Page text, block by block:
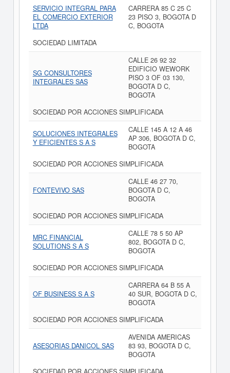
SERVICIO INTEGRAL PARA
EL COMERCIO EXTERIOR
LTDA
CARRERA 85 C 25 C
23 PISO 3, BOGOTA D
C, BOGOTA
SOCIEDAD LIMITADA
SG CONSULTORES
INTEGRALES SAS
CALLE 26 92 32
EDIFICIO WEWORK
PISO 3 OF 03 130,
BOGOTA D C,
BOGOTA
SOCIEDAD POR ACCIONES SIMPLIFICADA
SOLUCIONES INTEGRALES
Y EFICIENTES S A S
CALLE 145 A 12 A 46
AP 306, BOGOTA D C,
BOGOTA
SOCIEDAD POR ACCIONES SIMPLIFICADA
FONTEVIVO SAS
CALLE 46 27 70,
BOGOTA D C,
BOGOTA
SOCIEDAD POR ACCIONES SIMPLIFICADA
MRC FINANCIAL
SOLUTIONS S A S
CALLE 78 5 50 AP
802, BOGOTA D C,
BOGOTA
SOCIEDAD POR ACCIONES SIMPLIFICADA
OF BUSINESS S A S
CARRERA 64 B 55 A
40 SUR, BOGOTA D C,
BOGOTA
SOCIEDAD POR ACCIONES SIMPLIFICADA
ASESORIAS DANICOL SAS
AVENIDA AMERICAS
83 93, BOGOTA D C,
BOGOTA